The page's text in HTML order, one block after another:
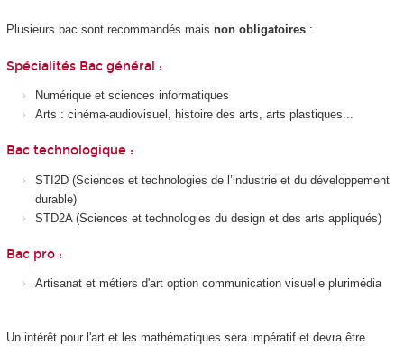
Plusieurs bac sont recommandés mais non obligatoires:
Spécialités Bac général :
Numérique et sciences informatiques
Arts : cinéma-audiovisuel, histoire des arts, arts plastiques...
Bac technologique :
STI2D (Sciences et technologies de l’industrie et du développement
durable)
STD2A (Sciences et technologies du design et des arts appliqués)
Bac pro :
Artisanat et métiers d'art option communication visuelle plurimédia
Un intérêt pour l'art et les mathématiques sera impératif et devra être